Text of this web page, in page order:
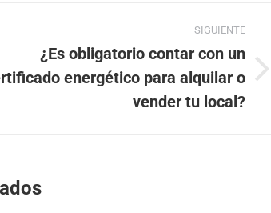
SIGUIENTE
¿Es obligatorio contar con un
energético para alquilar o
vender tu local?